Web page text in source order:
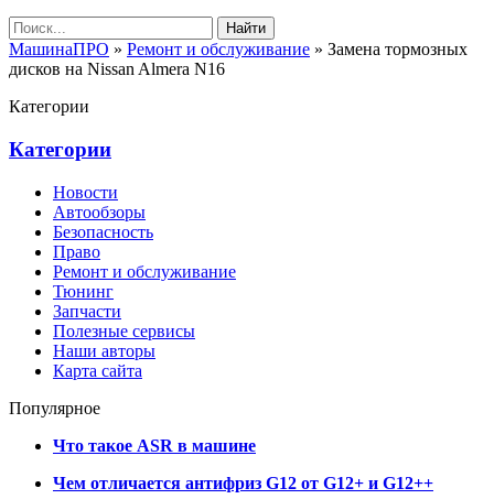
Найти
МашинаПРО » Ремонт и обслуживание » Замена тормозных
дисков на Nissan Almera N16
Категории
Категории
Новости
Автообзоры
Безопасность
Право
Ремонт и обслуживание
Тюнинг
Запчасти
Полезные сервисы
Наши авторы
Карта сайта
Популярное
Что такое ASR в машине
Чем отличается антифриз G12 от G12+ и G12++